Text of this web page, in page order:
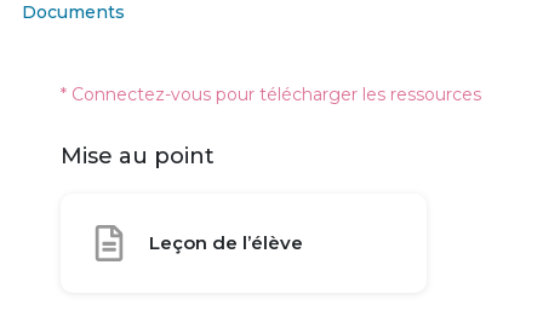
Documents
* Connectez-vous pour télécharger les ressources
Mise au point
Leçon de l’élève